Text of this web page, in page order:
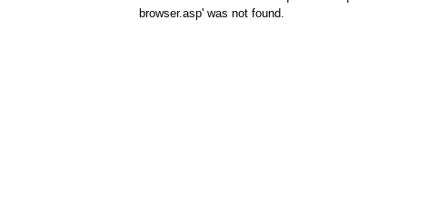
browser.asp' was not found.